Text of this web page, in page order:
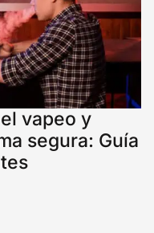
vapeo y
segura: Guía